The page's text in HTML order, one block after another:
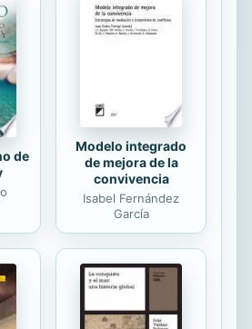
tener la menor idea de cómo
ni a dónde conduce. Es
querer conducir un coche sin
conducir, o lanzarte en la parte
profunda de la...
de
Modelo integrado
de mejora de la
convivencia
Isabel Fernández
García